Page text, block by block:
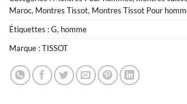
Maroc, Montres Tissot, Montres Tissot Pour
Étiquettes :G, homme
Marque :TISSOT